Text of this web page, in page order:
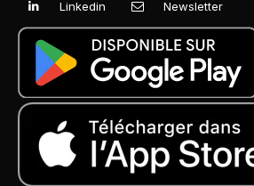
Linkedin Newsletter